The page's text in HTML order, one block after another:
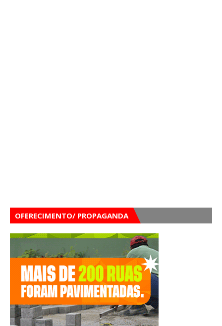
OFERECIMENTO/ PROPAGANDA